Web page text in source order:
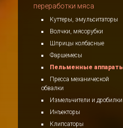
переработки мяса
Куттеры, эмульситаторы
Волчки, мясорубки
Шприцы колбасные
Фаршемесы
Пельменные
Пресса механической
обвалки
Измельчители и дробилки
Инъекторы
Клипсаторы